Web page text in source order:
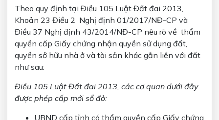
Theo quy định tại Điều 105 Luật Đất đai 2013,
Khoản 23 Điều 2 Nghị định 01/2017/NĐ-CP và
Điều 37 Nghị định 43/2014/NĐ-CP nêu rõ về thẩm
quyền cấp Giấy chứng nhận quyền sử dụng đất,
quyền sở hữu nhà ở và tài sản khác gắn liền với đất
như sau:
Điều 105 Luật Đất đai 2013, các cơ quan dưới đây
được phép cấp mới sổ đỏ:
UBND cấp tỉnh có thẩm quyền cấp Giấy chứng